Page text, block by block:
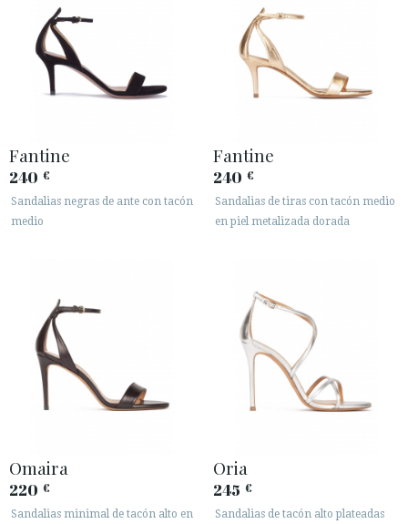
Fantine
240 €
Sandalias negras de ante con tacón
medio
Fantine
240 €
Sandalias de tiras con tacón medio
en piel metalizada dorada
Omaira
220 €
Sandalias minimal de tacón alto en
Oria
245 €
Sandalias de tacón alto plateadas